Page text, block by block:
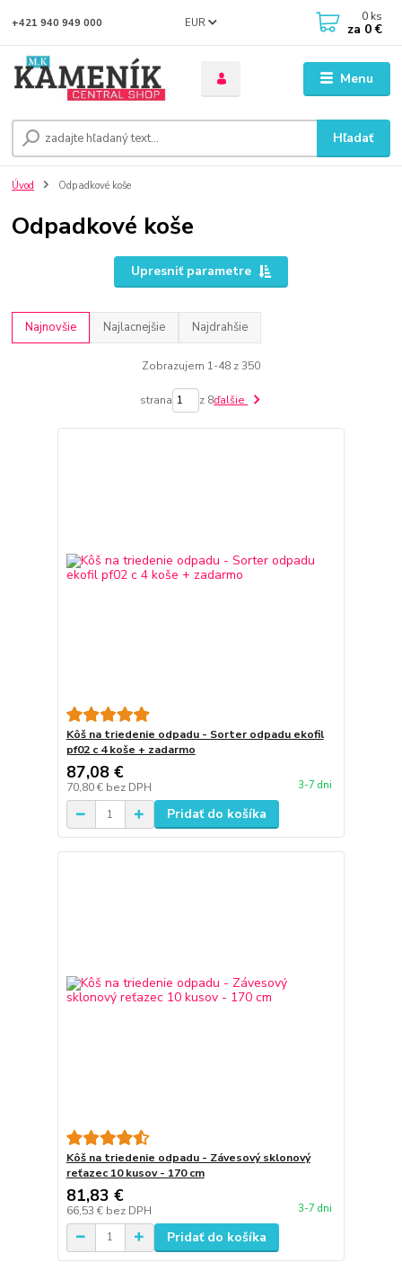
Menu
EUR
Hľadať
+421 940 949 000 0 ks
za 0 €
Úvod Odpadkové koše
Odpadkové koše
Upresniť parametre
Najnovšie Najlacnejšie Najdrahšie
Zobrazujem 1-48 z 350
strana z 8ďalšie
Kôš na triedenie odpadu - Sorter odpadu ekofil
pf02 c 4 koše + zadarmo
87,08 €
70,80 € bez DPH 3-7 dni
Pridať do košíka
Kôš na triedenie odpadu - Závesový sklonový
reťazec 10 kusov - 170 cm
81,83 €
66,53 € bez DPH 3-7 dni
Pridať do košíka